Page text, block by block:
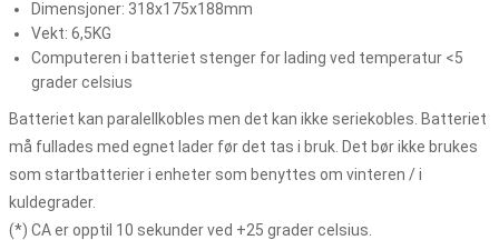
Dimensjoner: 318x175x188mm
Vekt: 6,5KG
Computeren i batteriet stenger for lading ved temperatur <5
grader celsius
Batteriet kan paralellkobles men det kan ikke seriekobles. Batteriet
må fullades med egnet lader før det tas i bruk. Det bør ikke brukes
som startbatterier i enheter som benyttes om vinteren / i
kuldegrader.
(*) CA er opptil 10 sekunder ved +25 grader celsius.